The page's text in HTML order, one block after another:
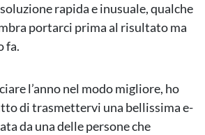
rapida e inusuale, qualche
portarci prima al risultato ma
fa.
l’anno nel modo migliore, ho
di trasmettervi una bellissima e-
da una delle persone che